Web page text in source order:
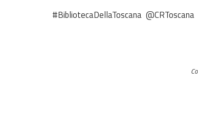
#BibliotecaDellaToscana @CRToscana